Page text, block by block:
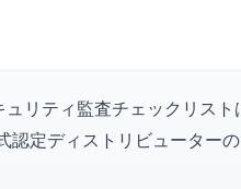
リティ監査チェックリスト
認定ディストリビューター